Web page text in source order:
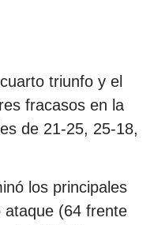
triunfo y el
fracasos en la
de 21-25, 25-18,
los principales
ataque (64 frente